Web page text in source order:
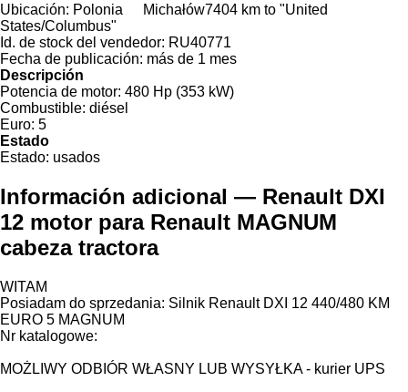
Ubicación: Polonia Michałów7404 km to "United
States/Columbus"
Id. de stock del vendedor: RU40771
Fecha de publicación: más de 1 mes
Descripción
Potencia de motor: 480 Hp (353 kW)
Combustible: diésel
Euro: 5
Estado
Estado: usados
Información adicional — Renault DXI
12 motor para Renault MAGNUM
cabeza tractora
WITAM
Posiadam do sprzedania: Silnik Renault DXI 12 440/480 KM
EURO 5 MAGNUM
Nr katalogowe:
MOŻLIWY ODBIÓR WŁASNY LUB WYSYŁKA - kurier UPS